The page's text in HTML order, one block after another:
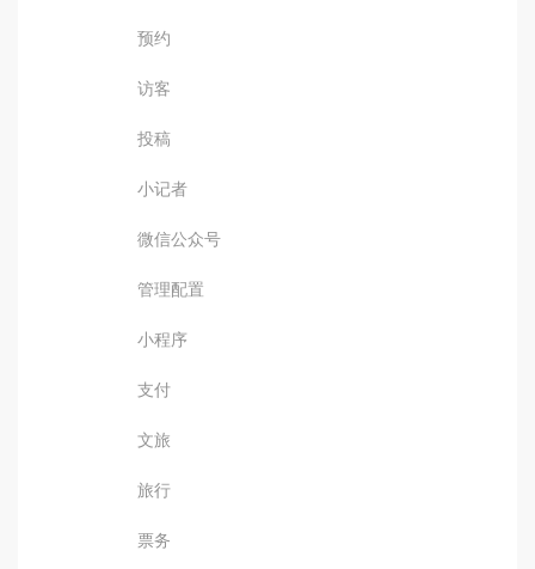
预约
访客
投稿
小记者
微信公众号
管理配置
小程序
支付
文旅
旅行
票务